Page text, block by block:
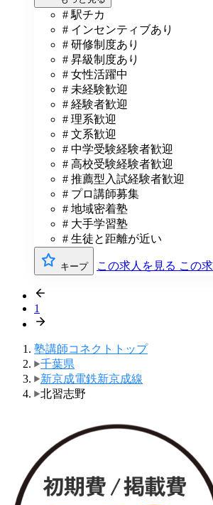
# 駅チカ
# インセンティブあり
# 研修制度あり
# 昇級制度あり
# 女性活躍中
# 未経験歓迎
# 経験者歓迎
# 理系歓迎
# 文系歓迎
# 中学受験経験者歓迎
# 高校受験経験者歓迎
# 推薦型入試経験者歓迎
# プロ講師募集
# 地域密着塾
# 大手学習塾
# 生徒と距離が近い
キープ この求人を見る この
1
塾講師コネクトトップ
千葉県
新京成電鉄新京成線
北習志野